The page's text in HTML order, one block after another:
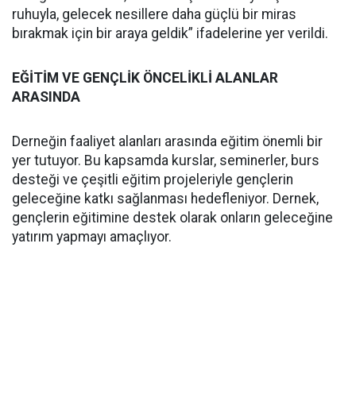
ruhuyla, gelecek nesillere daha güçlü bir miras
bırakmak için bir araya geldik” ifadelerine yer verildi.
EĞİTİM VE GENÇLİK ÖNCELİKLİ ALANLAR
ARASINDA
Derneğin faaliyet alanları arasında eğitim önemli bir
yer tutuyor. Bu kapsamda kurslar, seminerler, burs
desteği ve çeşitli eğitim projeleriyle gençlerin
geleceğine katkı sağlanması hedefleniyor. Dernek,
gençlerin eğitimine destek olarak onların geleceğine
yatırım yapmayı amaçlıyor.